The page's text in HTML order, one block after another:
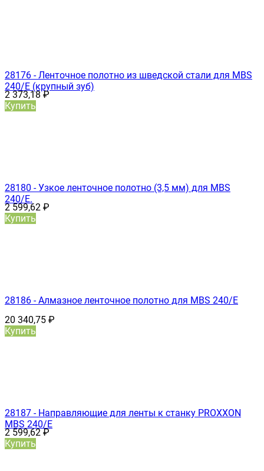
28176 - Ленточное полотно из шведской стали для MBS
240/E (крупный зуб)
2 373,18₽
Купить
28180 - Узкое ленточное полотно (3,5 мм) для MBS
240/E.
2 599,62 ₽
Купить
28186 - Алмазное ленточное полотно для MBS 240/E
20 340,75 ₽
Купить
28187 - Направляющие для ленты к станку PROXXON
MBS 240/E
2 599,62₽
Купить